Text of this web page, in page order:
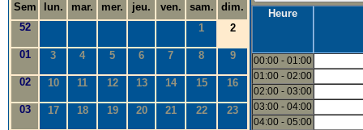
Sem
lun. mar. mer. jeu. ven. sam.
dim.
52
1 2
01 3 4 5 6 7 8 9
02 10 11 12 13 14 15 16
03 17 18 19 20 21 22 23
Heure
00:00 - 01:00
01:00 - 02:00
02:00 - 03:00
03:00 - 04:00
04:00 - 05:00